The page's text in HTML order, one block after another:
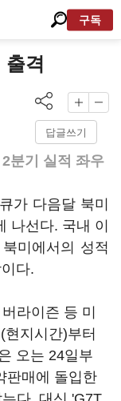
구독
격
답글쓰기
분기 실적 좌우
가 다음달 북미
나선다. 국내 이
미에서의 성적
다.
라이즌 등 미
지시간)부터
오는 24일부
판매에 돌입한